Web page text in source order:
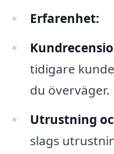
Erfarenhet:
tidigare
du överväger.
Utrustning
slags